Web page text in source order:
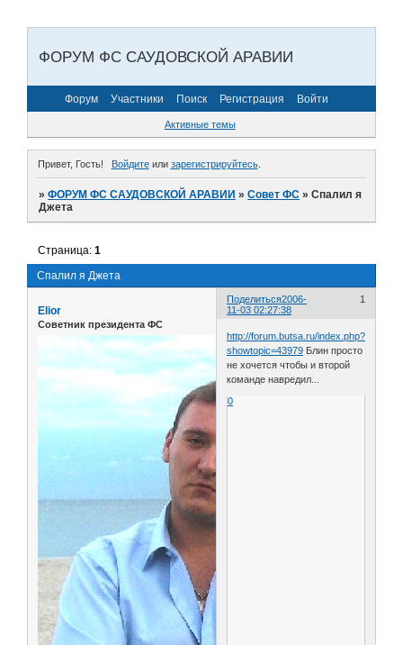
ФОРУМ ФС САУДОВСКОЙ АРАВИИ
Форум Участники Поиск Регистрация Войти
Активные темы
Привет, Гость! Войдитеили зарегистрируйтесь.
»ФОРУМ ФС САУДОВСКОЙ АРАВИИ »Совет ФС »Спалил я
Джета
Спалил я Джета
Страница:1
Поделиться 1
2006-
11-03 02:27:38
Elior
Советник президента ФС
http://forum.butsa.ru/index.php?
showtopic=43979 Блин просто
не хочется чтобы и второй
команде навредил...
0